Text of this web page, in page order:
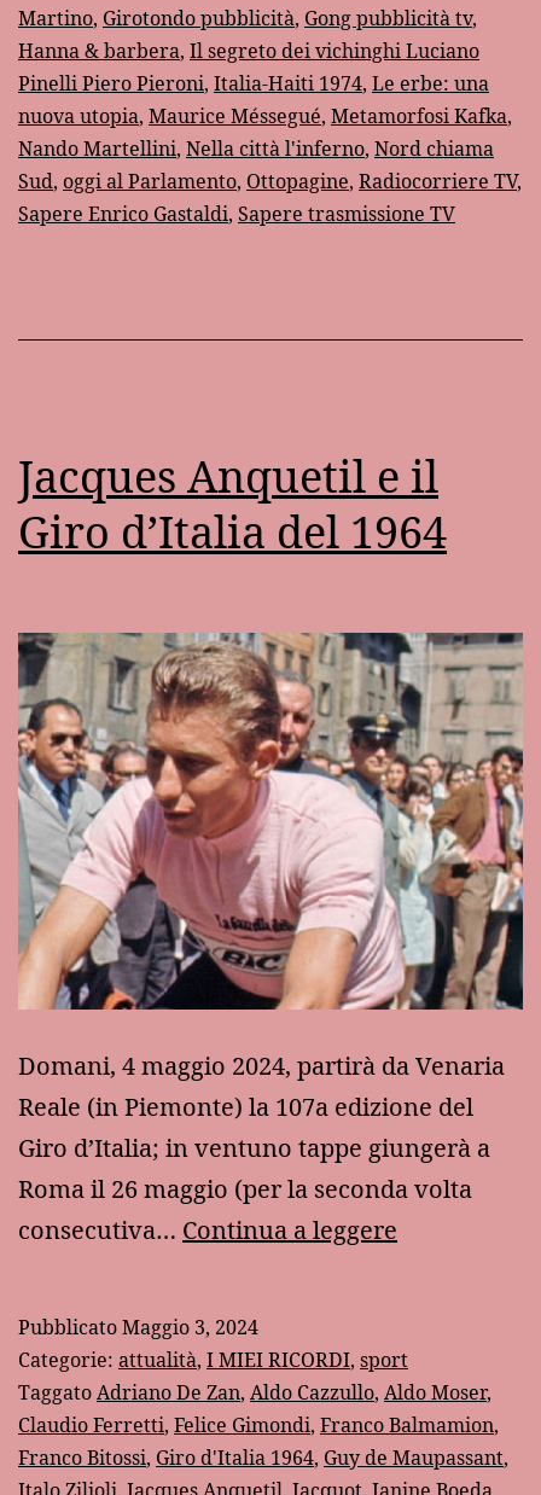
Martino, Girotondo pubblicità, Gong pubblicità tv,
Hanna & barbera, Il segreto dei vichinghi Luciano
Pinelli Piero Pieroni, Italia-Haiti 1974, Le erbe: una
nuova utopia, Maurice Méssegué, Metamorfosi Kafka,
Nando Martellini, Nella città l'inferno, Nord chiama
Sud, oggi al Parlamento, Ottopagine, Radiocorriere TV,
Sapere Enrico Gastaldi, Sapere trasmissione TV
Jacques Anquetil e il
Giro d’Italia del 1964
Domani, 4 maggio 2024, partirà da Venaria
Reale (in Piemonte) la 107a edizione del
Giro d’Italia; in ventuno tappe giungerà a
Roma il 26 maggio (per la seconda volta
consecutiva… Continua a leggere
il
Giro
d’Italia
del
PubblicatoMaggio 3, 2024
Categorie: attualità, I MIEI RICORDI, sport
TaggatoAdriano De Zan, Aldo Cazzullo, Aldo Moser,
Claudio Ferretti, Felice Gimondi, Franco Balmamion,
Franco Bitossi, Giro d'Italia 1964, Guy de Maupassant,